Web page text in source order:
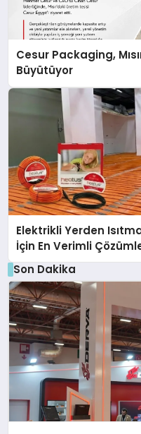
Cesur Packaging,
Büyütüyor
Elektrikli Yerden
İçin En Verimli
Son Dakika